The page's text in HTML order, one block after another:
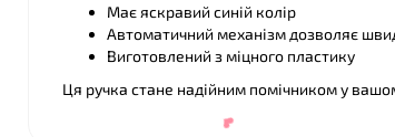
Має яскравий синій колір
Автоматичний механізм дозволяє
Виготовлений з міцного пластику
Ця ручка стане надійним помічником у
❤